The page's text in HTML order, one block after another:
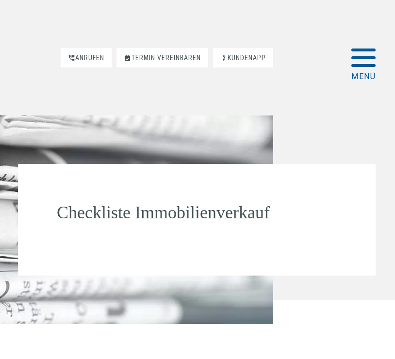
ANRUFEN TERMIN VEREINBAREN KUNDENAPP
Checkliste Immobilienverkauf